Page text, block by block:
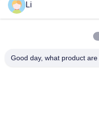
Bimetal Disc Snap Action
limited control switch H31
Snap Action Type
Li
Good day, what product